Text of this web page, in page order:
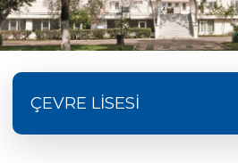
ÇEVRE LİSESİ